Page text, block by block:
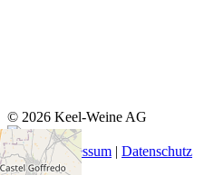
© 2026 Keel-Weine AG
AGB |Impressum | Datenschutz